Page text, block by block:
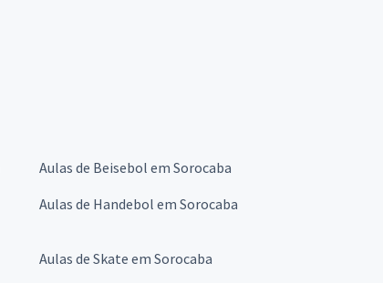
Aulas de Beisebol em Sorocaba
Aulas de Handebol em Sorocaba
Aulas de Skate em Sorocaba